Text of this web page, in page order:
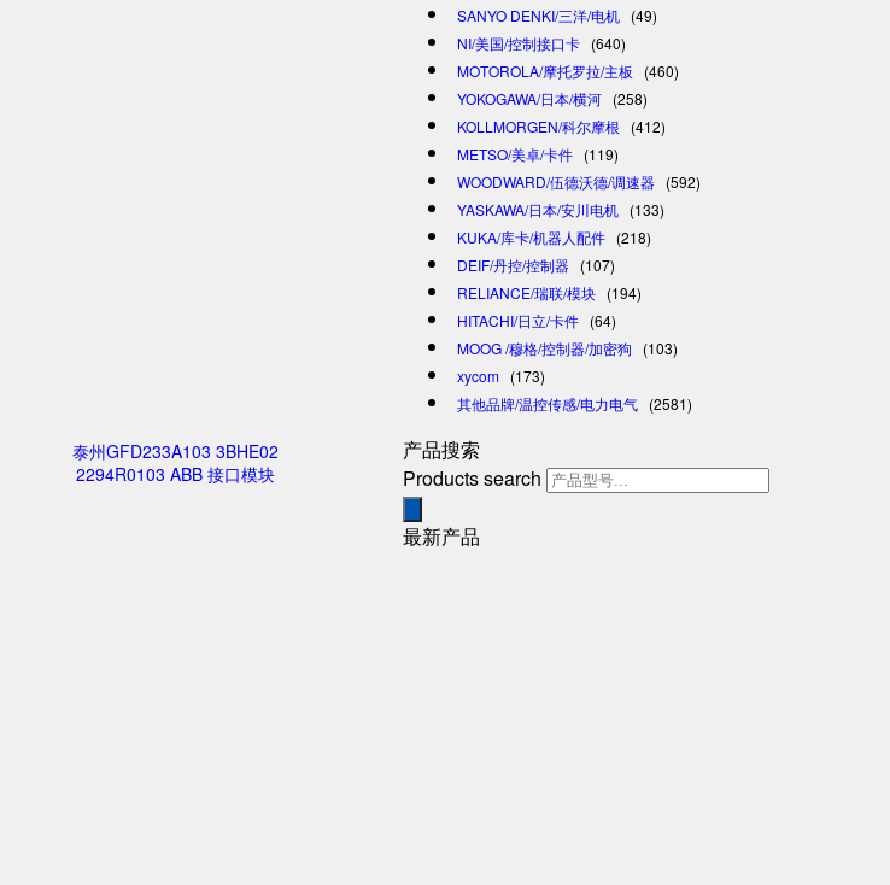
泰州GFD233A103 3BHE02
2294R0103 ABB 接口模块
SANYO DENKI/三洋/电机 (49)
NI/美国/控制接口卡 (640)
MOTOROLA/摩托罗拉/主板
(460)
YOKOGAWA/日本/横河 (258)
KOLLMORGEN/科尔摩根
(412)
METSO/美卓/卡件 (119)
WOODWARD/伍德沃德/调速器 (592)
YASKAWA/日本/安川电机 (133)
KUKA/库卡/机器人配件 (218)
DEIF/丹控/控制器 (107)
RELIANCE/瑞联/模块 (194)
HITACHI/日立/卡件 (64)
MOOG /穆格/控制器/加密狗
(103)
xycom (173)
其他品牌/温控传感/电力电气 (2581)
产品搜索
Products search
最新产品